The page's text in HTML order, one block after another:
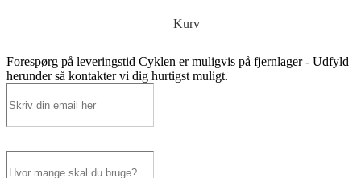
Kurv
Forespørg på leveringstid Cyklen er muligvis på fjernlager - Udfyld
herunder så kontakter vi dig hurtigst muligt.